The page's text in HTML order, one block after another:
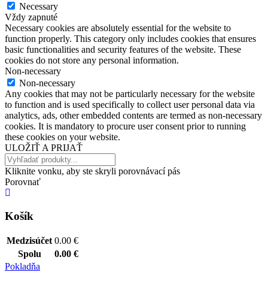
Necessary
Vždy zapnuté
Necessary cookies are absolutely essential for the website to
function properly. This category only includes cookies that ensures
basic functionalities and security features of the website. These
cookies do not store any personal information.
Non-necessary
Non-necessary
Any cookies that may not be particularly necessary for the website
to function and is used specifically to collect user personal data via
analytics, ads, other embedded contents are termed as non-necessary
cookies. It is mandatory to procure user consent prior to running
these cookies on your website.
ULOŽIŤ A PRIJAŤ
Kliknite vonku, aby ste skryli porovnávací pás
Porovnať
Košík
Medzisúčet 0.00 €
Spolu
0.00 €
Pokladňa